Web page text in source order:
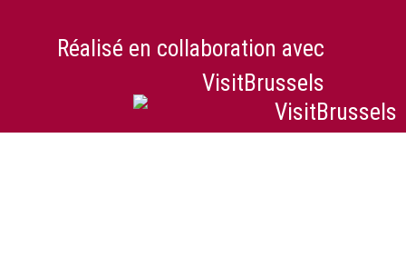
Réalisé en collaboration avec
VisitBrussels